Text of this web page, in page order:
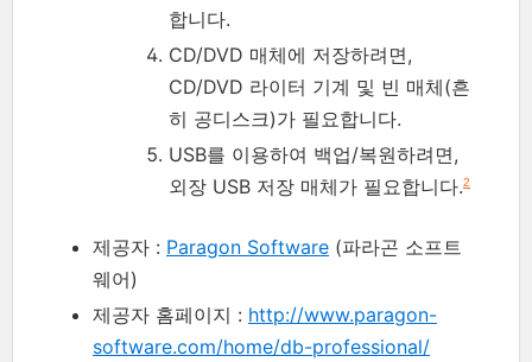
합니다.
CD/DVD 매체에 저장하려면,
CD/DVD 라이터 기계 및 빈 매체(흔
히 공디스크)가 필요합니다.
USB를 이용하여 백업/복원하려면,
외장 USB 저장 매체가 필요합니다.2
제공자 : Paragon Software (파라곤 소프트
웨어)
제공자 홈페이지 : http://www.paragon-
software.com/home/db-professional/